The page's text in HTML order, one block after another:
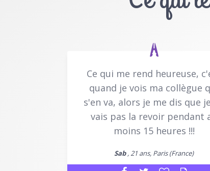
Ce qui me rend heureuse,
quand je vois ma collègue
s'en va, alors je me dis que
vais pas la revoir pendant
moins 15 heures !!!
Sab, 21 ans, Paris (France)